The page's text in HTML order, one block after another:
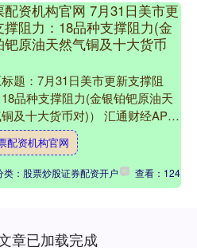
配资机构官网 7月31日美市更
撑阻力：18品种支撑阻力(金
钯原油天然气铜及十大货币
标题：7月31日美市更新支撑阻
品种支撑阻力(金银铂钯原油天
及十大货币对)） 汇通财经APP
月31日美市更新的黄金、白
金、钯金、原....
配资机构官网
类：股票炒股证券配资开户 查看：124
章已加载完成